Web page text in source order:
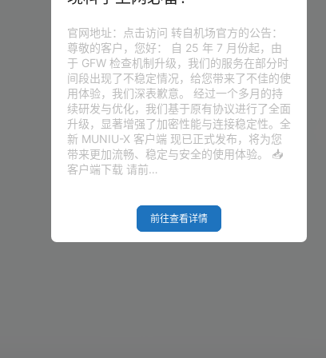
官网地址：点击访问 转自机场官方的公告：
尊敬的客户，您好： 自 25 年 7 月份起，由
于 GFW 检查机制升级，我们的服务在部分时
间段出现了不稳定情况，给您带来了不佳的使
用体验，我们深表歉意。 经过一个多月的持
续研发与优化，我们基于原有协议进行了全面
升级，显著增强了加密性能与连接稳定性。全
新 MUNIU-X 客户端 现已正式发布，将为您
带来更加流畅、稳定与安全的使用体验。 📥
客户端下载 请前…
前往查看详情